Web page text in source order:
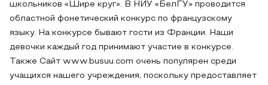
школьников «Шире круг». В НИУ «БелГУ» проводится
областной фонетический конкурс по французскому
языку. На конкурсе бывают гости из Франции. Наши
девочки каждый год принимают участие в конкурсе.
Также Сайт www.busuu.com очень популярен среди
учащихся нашего учреждения, поскольку предоставляет